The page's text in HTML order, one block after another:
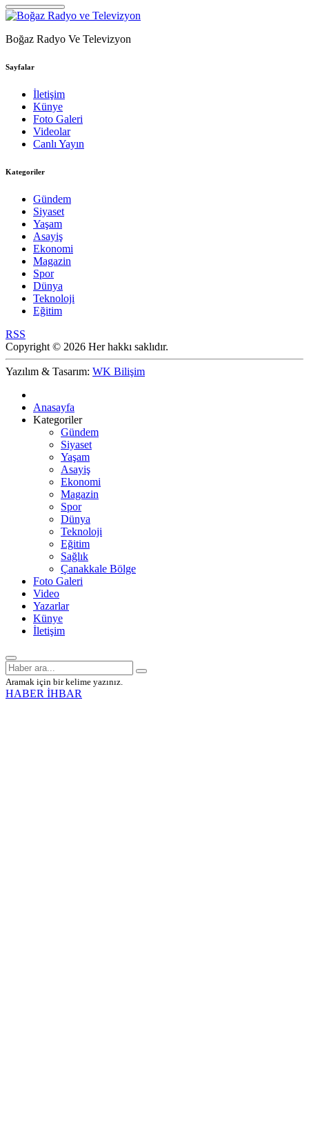
Boğaz Radyo Ve Televizyon
Sayfalar
İletişim
Künye
Foto Galeri
Videolar
Canlı Yayın
Kategoriler
Gündem
Siyaset
Yaşam
Asayiş
Ekonomi
Magazin
Spor
Dünya
Teknoloji
Eğitim
RSS
Copyright © 2026 Her hakkı saklıdır.
Yazılım & Tasarım: WK Bilişim
Anasayfa
Kategoriler
Gündem
Siyaset
Yaşam
Asayiş
Ekonomi
Magazin
Spor
Dünya
Teknoloji
Eğitim
Sağlık
Çanakkale Bölge
Foto Galeri
Video
Yazarlar
Künye
İletişim
Aramak için bir kelime yazınız.
HABER İHBAR